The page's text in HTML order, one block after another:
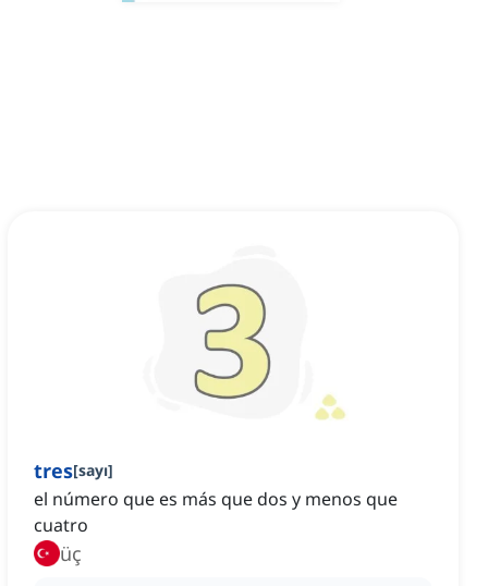
tres[sayı]
el número que es más que dos y menos que
cuatro
üç